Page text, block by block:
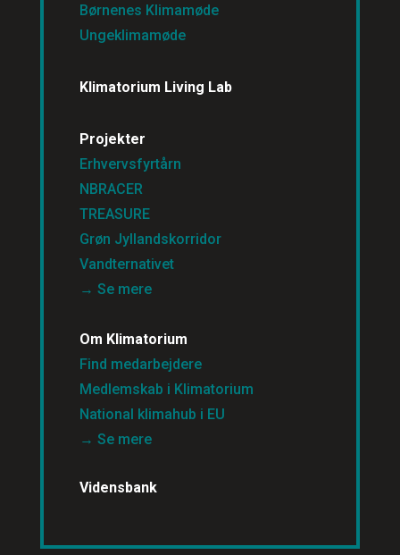
Børnenes Klimamøde
Ungeklimamøde
Klimatorium Living Lab
Projekter
Erhvervsfyrtårn
NBRACER
TREASURE
Grøn Jyllandskorridor
Vandternativet
→ Se mere
Om Klimatorium
Find medarbejdere
Medlemskab i Klimatorium
National klimahub i EU
→ Se mere
Vidensbank